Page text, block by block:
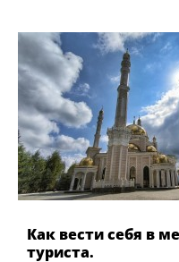
Как вести себя в
туриста.